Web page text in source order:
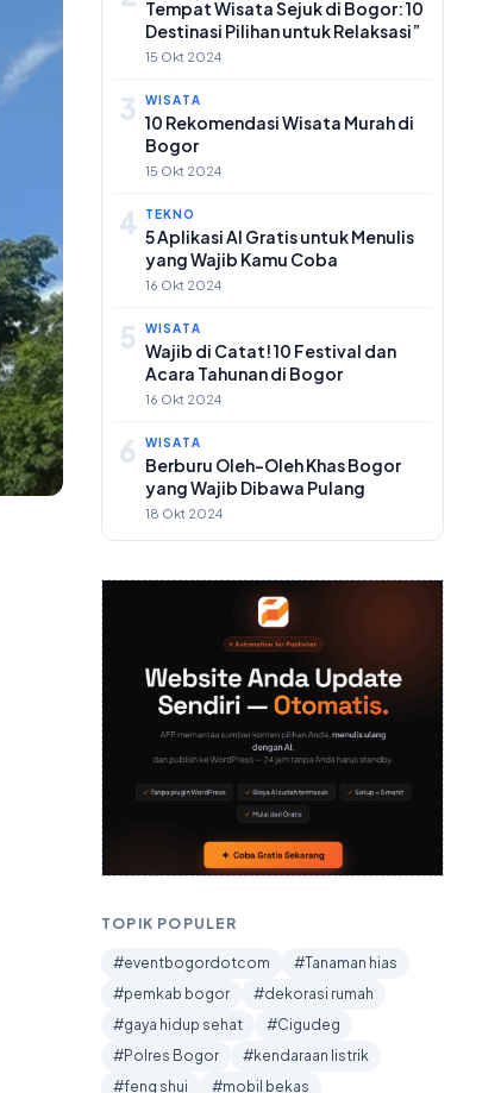
Tempat Wisata Sejuk di Bogor: 10
Destinasi Pilihan untuk Relaksasi”
15 Okt 2024
3 WISATA
10 Rekomendasi Wisata Murah di
Bogor
15 Okt 2024
4 TEKNO
5 Aplikasi AI Gratis untuk Menulis
yang Wajib Kamu Coba
16 Okt 2024
5 WISATA
Wajib di Catat! 10 Festival dan
Acara Tahunan di Bogor
16 Okt 2024
6 WISATA
Berburu Oleh-Oleh Khas Bogor
yang Wajib Dibawa Pulang
18 Okt 2024
TOPIK POPULER
#eventbogordotcom
#Tanaman hias
#pemkab bogor
#dekorasi rumah
#gaya hidup sehat
#Cigudeg
#Polres Bogor
#kendaraan listrik
#feng shui
#mobil bekas